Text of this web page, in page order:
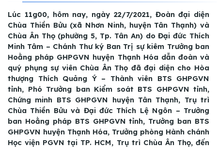
Lúc 11g00, hôm nay, ngày 22/7/2021, Đoàn đại diện
Chùa Thiền Bửu (xã Nhơn Ninh, huyện Tân Thạnh) và
Chùa Ân Thọ (phường 5, Tp. Tân An) do Đại đức Thích
Minh Tâm – Chánh Thư ký Ban Trị sự kiêm Trưởng ban
Hoằng pháp GHPGVN huyện Thạnh Hóa dẫn đoàn và
quý phụng sự viên Chùa Ân Thọ đã đại diện cho Hòa
thượng Thích Quảng Ý – Thành viên BTS GHPGVN
tỉnh, Phó Trưởng ban Kiểm soát BTS GHPGVN tỉnh,
Chứng minh BTS GHPGVN huyện Tân Thạnh, Trụ trì
Chùa Thiền Bửu và Đại đức Thích Lệ Ngôn – Trưởng
ban Hoằng pháp BTS GHPGVN tỉnh, Trưởng ban BTS
GHPGVN huyện Thạnh Hóa, Trưởng phòng Hành chánh
Học viện PGVN tại TP. HCM, Trụ trì Chùa Ân Thọ, đến